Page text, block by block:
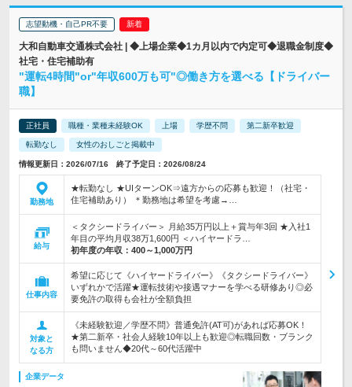
志望動機・自己PR不要
大和自動車交通株式会社 | ◆上場企業◆1カ月以内で内定可◆退職金制度◆
社宅・住宅補助有
"運転4時間"or"年収600万も可"◎働き方を選べる【ドライバー
職】
正社員 職種・業種未経験OK 上場 学歴不問 第二新卒歓迎
転勤なし 女性のおしごと掲載中
情報更新日：2026/07/16 終了予定日：2026/08/24
勤務地
★転勤なし ★UIターンOK⇒遠方からの応募も歓迎！（社宅・
住宅補助あり） ＊勤務地は希望を考慮→…
給与
＜タクシードライバー＞ 月給35万円以上＋賞与年3回 ★入社1
年目の平均月収38万1,600円 ＜ハイヤードラ…
初年度の年収： 400～1,000万円
仕事内容
希望に応じて《ハイヤードライバー》《タクシードライバー》
いずれかで活躍★運転技術や接遇マナーを学べる研修あり◎必
要免許の取得も会社が全額負担
対象と
なる方
《未経験歓迎／学歴不問》普通免許(AT可)があれば応募OK！
★第二新卒・社会人経験10年以上も歓迎◎転職回数・ブランク
も問いません◆20代～60代活躍中
企業データ